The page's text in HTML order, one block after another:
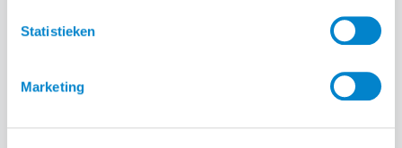
Statistieken
Marketing
€344,00
SALE